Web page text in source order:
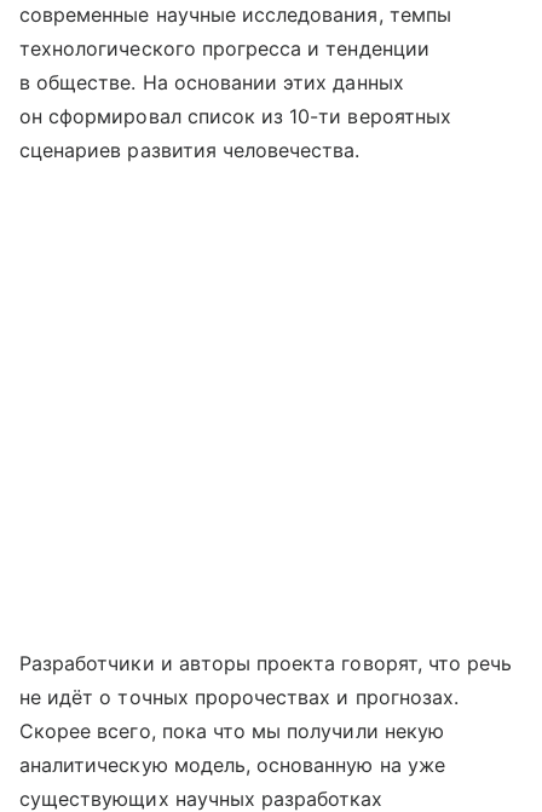
современные научные исследования, темпы
технологического прогресса и тенденции
в обществе. На основании этих данных
он сформировал список из 10-ти вероятных
сценариев развития человечества.
Разработчики и авторы проекта говорят, что речь
не идёт о точных пророчествах и прогнозах.
Скорее всего, пока что мы получили некую
аналитическую модель, основанную на уже
существующих научных разработках